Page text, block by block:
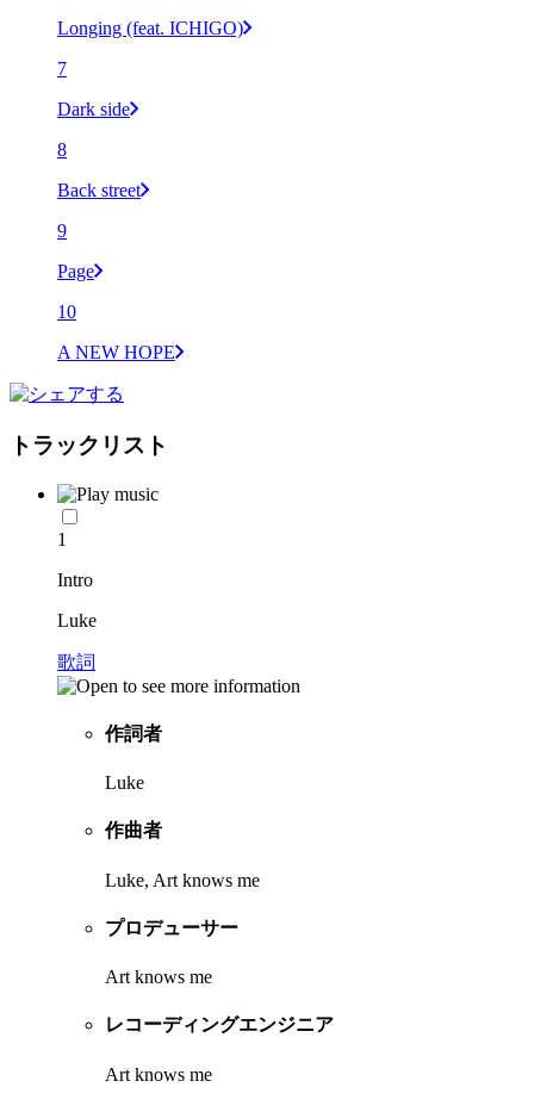
Longing (feat. ICHIGO)
7
Dark side
8
Back street
9
Page
10
A NEW HOPE
トラックリスト
1
Intro
Luke
歌詞
作詞者
Luke
作曲者
Luke, Art knows me
プロデューサー
Art knows me
レコーディングエンジニア
Art knows me